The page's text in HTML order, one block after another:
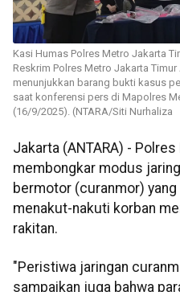
Kasi Humas Polres Metro Jakarta
Reskrim Polres Metro Jakarta
menunjukkan barang bukti kasus
saat konferensi pers di Mapolres
(16/9/2025). (NTARA/Siti Nurhaliza
Jakarta (ANTARA) -
membongkar modus
bermotor (curanmor)
menakut-nakuti korban
rakitan.
"Peristiwa jaringan
sampaikan juga bahwa